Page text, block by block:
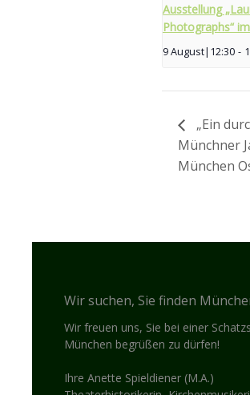
Ausstellung
Photographs“
9 August|12:30 -
„Ein
Münchner
München
Wir suchen, Sie finden
Wir freuen uns, Sie bei einer
München begrüßen zu dürfen!
Ihre Anette Spieldiener (M.A.)